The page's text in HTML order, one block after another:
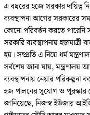
এ বছরের হজে সরকার দায়িত্ব
ব্যবস্থাপনা আগের সরকারের
কোনো পরিবর্তন করতে পারেনি
সরকারি ব্যবস্থাপনায়
হয়। সম্প্রতি এ নিয়ে ধর্ম
সর্বশেষ জানা যায়, মন্ত্রণালয়
ব্যবস্থাপনায় নেয়ার পরিকল্পনা
হজ পালনের সুযোগ ও পুরস্কার
জানিয়েছে, নিজস্ব ইউজার